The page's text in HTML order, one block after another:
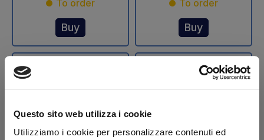
Questo sito web utilizza i cookie
Utilizziamo i cookie per personalizzare contenuti ed
To order
Buy
To order
Buy